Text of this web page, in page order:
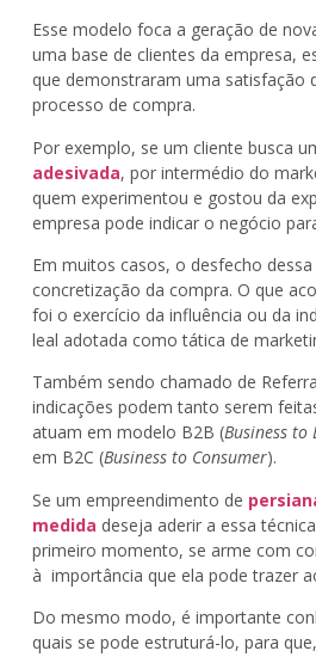
Esse modelo foca a geração de
uma base de clientes da empresa,
que demonstraram uma satisfação
processo de compra.
Por exemplo, se um cliente busca
adesivada, por intermédio do
quem experimentou e gostou da
empresa pode indicar o negócio
Em muitos casos, o desfecho
concretização da compra. O que
foi o exercício da influência ou da
leal adotada como tática de
Também sendo chamado de
indicações podem tanto serem
atuam em modelo B2B (Business to
em B2C (Business to Consumer).
Se um empreendimento de
medida deseja aderir a essa
primeiro momento, se arme com
à importância que ela pode trazer
Do mesmo modo, é importante
quais se pode estruturá-lo, para